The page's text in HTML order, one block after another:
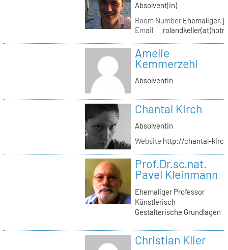
Absolvent(in)
Room NumberEhemaliger,
Email
Amelie
Kemmerzehl
Absolventin
Chantal Kirch
Absolventin
Website http://chantal-
Prof.Dr.sc.nat.
Pavel Kleinmann
Ehemaliger Professor
Künstlerisch
Gestalterische Grundlagen
Christian Klier